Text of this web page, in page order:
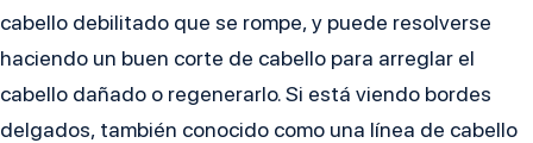
cabello debilitado que se rompe, y puede resolverse
haciendo un buen corte de cabello para arreglar el
cabello dañado o regenerarlo. Si está viendo bordes
delgados, también conocido como una línea de cabello